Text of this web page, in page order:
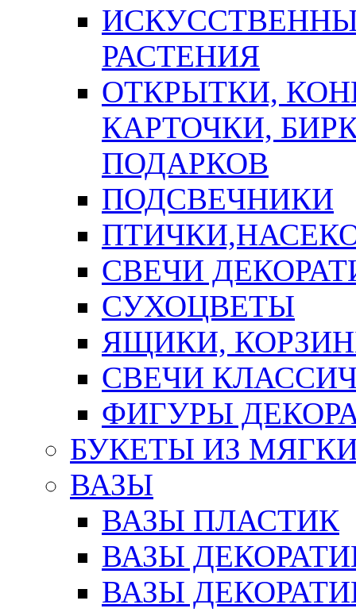
РАСТЕНИЯ
ОТКРЫТКИ,
КАРТОЧКИ,
ПОДАРКОВ
ПОДСВЕЧНИКИ
СВЕЧИ
СУХОЦВЕТЫ
ЯЩИКИ,
СВЕЧИ
ФИГУРЫ
БУКЕТЫ ИЗ
ВАЗЫ
ВАЗЫ ПЛАСТИК
ВАЗЫ
ВАЗЫ